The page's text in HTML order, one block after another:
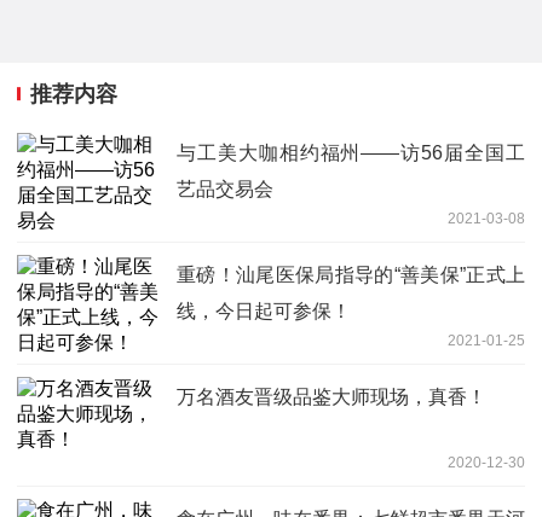
推荐内容
与工美大咖相约福州——访56届全国工
艺品交易会
2021-03-08
重磅！汕尾医保局指导的“善美保”正式上
线，今日起可参保！
2021-01-25
万名酒友晋级品鉴大师现场，真香！
2020-12-30